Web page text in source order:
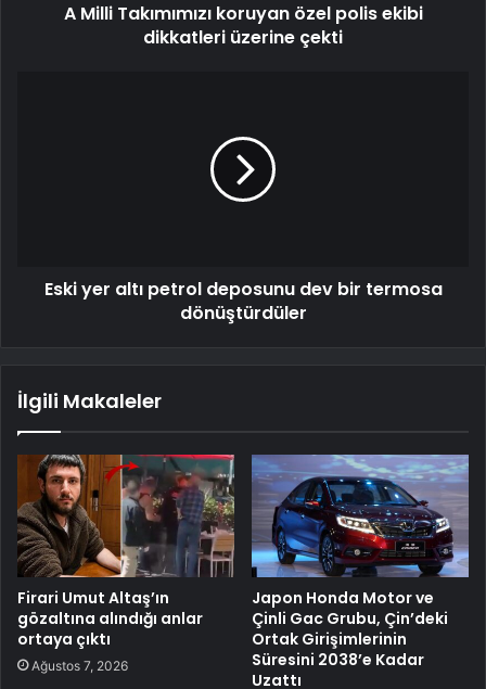
A Milli Takımımızı koruyan özel polis ekibi
dikkatleri üzerine çekti
Eski yer altı petrol deposunu dev bir termosa
dönüştürdüler
İlgili Makaleler
Firari Umut Altaş’ın
gözaltına alındığı anlar
ortaya çıktı
Ağustos 7, 2026
Japon Honda Motor ve
Çinli Gac Grubu, Çin’deki
Ortak Girişimlerinin
Süresini 2038’e Kadar
Uzattı